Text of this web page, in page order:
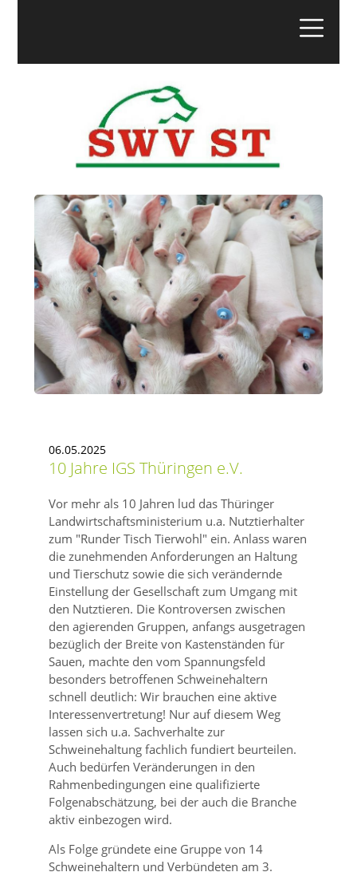
06.05.2025
10 Jahre IGS Thüringen e.V.
Vor mehr als 10 Jahren lud das Thüringer
Landwirtschaftsministerium u.a. Nutztierhalter
zum Runder Tisch Tierwohl ein. Anlass waren
die zunehmenden Anforderungen an Haltung
und Tierschutz sowie die sich verändernde
Einstellung der Gesellschaft zum Umgang mit
den Nutztieren. Die Kontroversen zwischen
den agierenden Gruppen, anfangs ausgetragen
bezüglich der Breite von Kastenständen für
Sauen, machte den vom Spannungsfeld
besonders betroffenen Schweinehaltern
schnell deutlich: Wir brauchen eine aktive
Interessenvertretung! Nur auf diesem Weg
lassen sich u.a. Sachverhalte zur
Schweinehaltung fachlich fundiert beurteilen.
Auch bedürfen Veränderungen in den
Rahmenbedingungen eine qualifizierte
Folgenabschätzung, bei der auch die Branche
aktiv einbezogen wird.
Als Folge gründete eine Gruppe von 14
Schweinehaltern und Verbündeten am 3.